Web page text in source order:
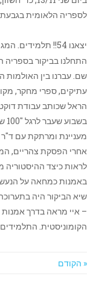
לספריה הלאומית בגבעת
יצאנו 54!! תלמידים. המגמה הכי גדולה בישיבה!
התחלנו בביקור
שם. עברנו בין האולמות
עתיקים, ספרי מחקר,
הראל שכותב עבודת
מעניינת ומרתקת עם
אחרי הפסקת צהריים,
לראות כיצד
באמנות כמחאה על
שיא הביקור היה
– איי מראה בדרך אמנות
הקומוניסטית. התלמידים
« הקודם